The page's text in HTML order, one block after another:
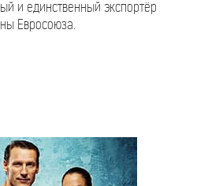
и единственный экспортёр
Евросоюза.